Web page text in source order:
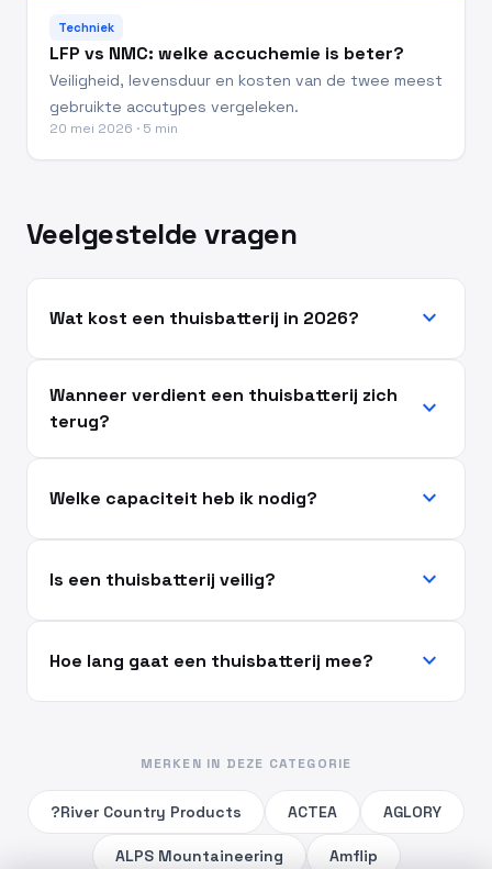
Techniek
LFP vs NMC: welke accuchemie is beter?
Veiligheid, levensduur en kosten van de twee meest
gebruikte accutypes vergeleken.
20 mei 2026 · 5 min
Veelgestelde vragen
Wat kost een thuisbatterij in 2026? expand_more
Wanneer verdient een thuisbatterij zich
terug?
expand_more
Welke capaciteit heb ik nodig? expand_more
Is een thuisbatterij veilig? expand_more
Hoe lang gaat een thuisbatterij mee? expand_more
MERKEN IN DEZE CATEGORIE
?River Country Products ACTEA AGLORY
ALPS Mountaineering Amflip